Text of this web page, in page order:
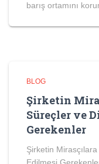
barış ortamını
BLOG
Şirketin
Süreçler ve
Gerekenler
Şirketin